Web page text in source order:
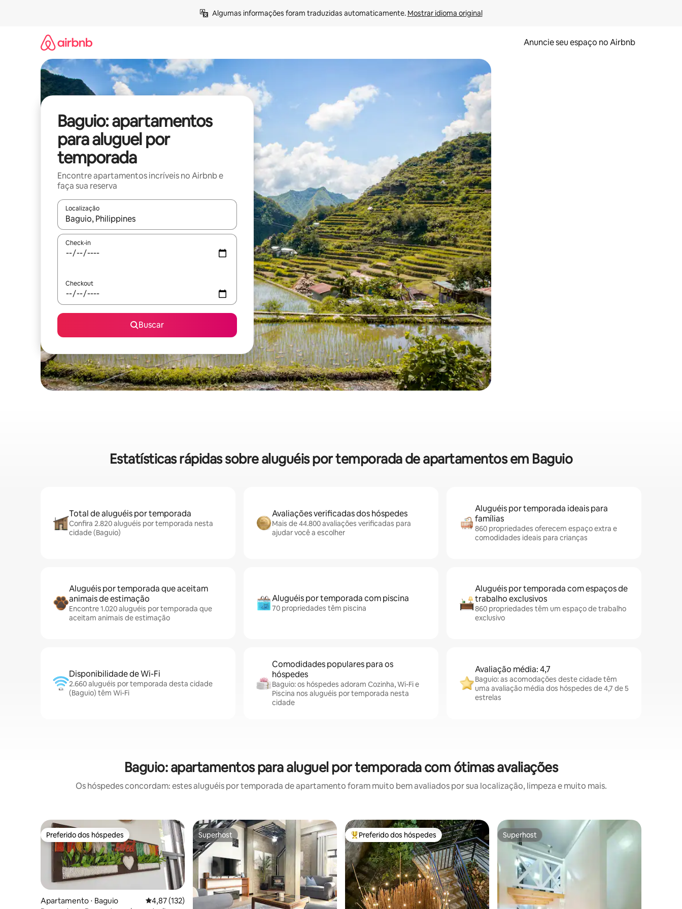
Algumas informações foram traduzidas automaticamente. Mostrar idioma original
Anuncie seu espaço no Airbnb
Baguio: apartamentos
para aluguel por
temporada
Encontre apartamentos incríveis no Airbnb e
faça sua reserva
Localização
Quando os resultados estiverem disponíveis, explore-os usando as seta para cima e para baixo do teclado ou tocando e deslizando o dedo na tela.
Check-in
Checkout
Buscar
Estatísticas rápidas sobre aluguéis por temporada de apartamentos em Baguio
Total de aluguéis por temporada
Confira 2.820 aluguéis por temporada nesta
cidade (Baguio)
Avaliações verificadas dos hóspedes
Mais de 44.800 avaliações verificadas para
ajudar você a escolher
Aluguéis por temporada ideais para
famílias
860 propriedades oferecem espaço extra e
comodidades ideais para crianças
Aluguéis por temporada que aceitam
animais de estimação
Encontre 1.020 aluguéis por temporada que
aceitam animais de estimação
Aluguéis por temporada com piscina
70 propriedades têm piscina
Aluguéis por temporada com espaços de
trabalho exclusivos
860 propriedades têm um espaço de trabalho
exclusivo
Disponibilidade de Wi-Fi
2.660 aluguéis por temporada desta cidade
(Baguio) têm Wi-Fi
Comodidades populares para os
hóspedes
Baguio: os hóspedes adoram Cozinha, Wi-Fi e
Piscina nos aluguéis por temporada nesta
cidade
Avaliação média: 4,7
Baguio: as acomodações deste cidade têm
uma avaliação média dos hóspedes de 4,7 de 5
estrelas
Baguio: apartamentos para aluguel por temporada com ótimas avaliações
Os hóspedes concordam: estes aluguéis por temporada de apartamento foram muito bem avaliados por sua localização, limpeza e muito mais.
Preferido dos hóspedes
Preferido dos hóspedes
Apartamento ⋅ Baguio 4,87 de uma avaliação média de 5, 132 avaliações
4,87 (132)
Superhost
Superhost Entre os melhores preferidos dos hóspedes
Preferido dos hóspedes Superhost
Superhost